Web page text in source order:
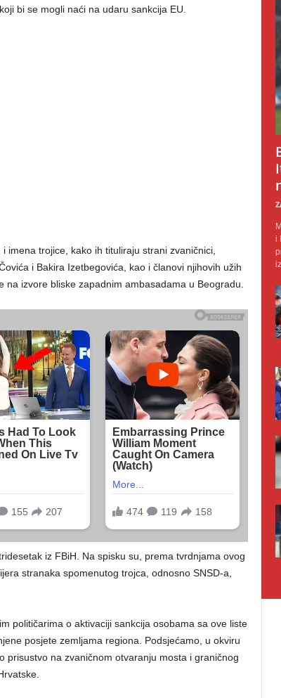
bi se mogli naći na udaru sankcija EU.
imena trojice, kako ih tituliraju strani zvaničnici,
i Bakira Izetbegovića, kao i članovi njihovih užih
izvore bliske zapadnim ambasadama u Beogradu.
iz FBiH. Na spisku su, prema tvrdnjama ovog
stranaka spomenutog trojca, odnosno SNSD-a,
političarima o aktivaciji sankcija osobama sa ove liste
posjete zemljama regiona. Podsjećamo, u okviru
prisustvo na zvaničnom otvaranju mosta i graničnog
i